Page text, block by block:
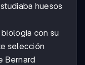
huesos
con su
selección
Bernard